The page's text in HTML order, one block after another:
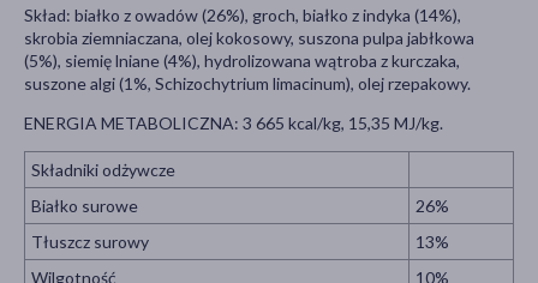
Skład: białko z owadów (26%), groch, białko z indyka (14%),
skrobia ziemniaczana, olej kokosowy, suszona pulpa jabłkowa
(5%), siemię lniane (4%), hydrolizowana wątroba z kurczaka,
suszone algi (1%, Schizochytrium limacinum), olej rzepakowy.
ENERGIA METABOLICZNA: 3 665 kcal/kg, 15,35 MJ/kg.
Składniki odżywcze
Białko surowe
26%
Tłuszcz surowy
13%
Wilgotność
10%